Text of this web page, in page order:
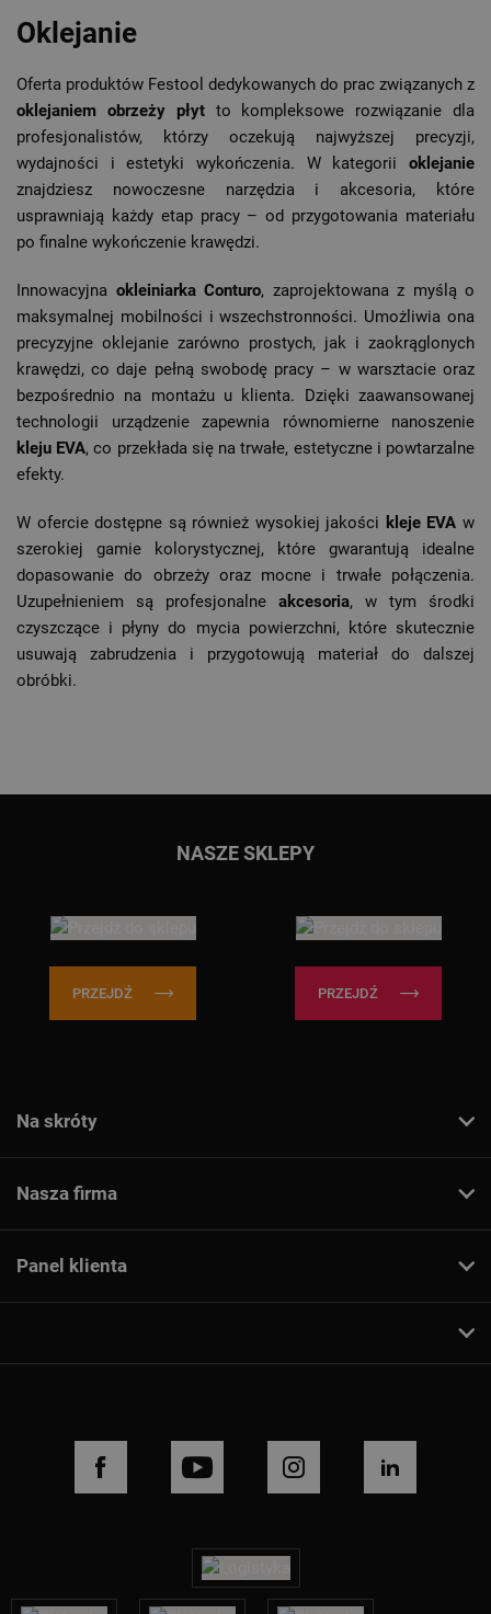
Oklejanie
Oferta produktów Festool dedykowanych do prac związanych z
oklejaniem obrzeży płytto kompleksowe rozwiązanie dla
profesjonalistów, którzy oczekują najwyższej precyzji,
wydajności i estetyki wykończenia. W kategorii oklejanie
znajdziesz nowoczesne narzędzia i akcesoria, które
usprawniają każdy etap pracy – od przygotowania materiału
po finalne wykończenie krawędzi.
Innowacyjna okleiniarka Conturo, zaprojektowana z myślą o
maksymalnej mobilności i wszechstronności. Umożliwia ona
precyzyjne oklejanie zarówno prostych, jak i zaokrąglonych
krawędzi, co daje pełną swobodę pracy – w warsztacie oraz
bezpośrednio na montażu u klienta. Dzięki zaawansowanej
technologii urządzenie zapewnia równomierne nanoszenie
kleju EVA, co przekłada się na trwałe, estetyczne i powtarzalne
efekty.
W ofercie dostępne są również wysokiej jakości kleje EVA w
szerokiej gamie kolorystycznej, które gwarantują idealne
dopasowanie do obrzeży oraz mocne i trwałe połączenia.
Uzupełnieniem są profesjonalne akcesoria, w tym środki
czyszczące i płyny do mycia powierzchni, które skutecznie
usuwają zabrudzenia i przygotowują materiał do dalszej
obróbki.
NASZE SKLEPY
PRZEJDŹ PRZEJDŹ
Na skróty
Nasza firma
Panel klienta
FACEBOOK YOUTUBE INSTAGRAM LINKEDIN